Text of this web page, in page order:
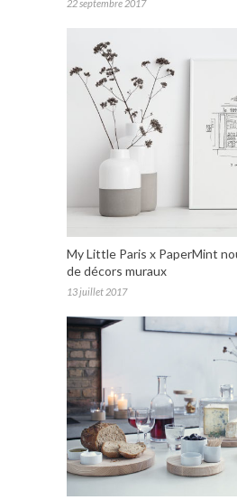
22 septembre 2017
My Little Paris x PaperMint
de décors muraux
13 juillet 2017